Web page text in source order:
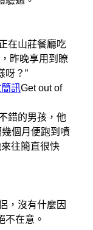
在山莊餐廳吃
昨晚享用到瞭
呀？”
訊Get out of
的男孩，他
個月便跑到噴
往簡直很快
沒有什麼因
不在意。